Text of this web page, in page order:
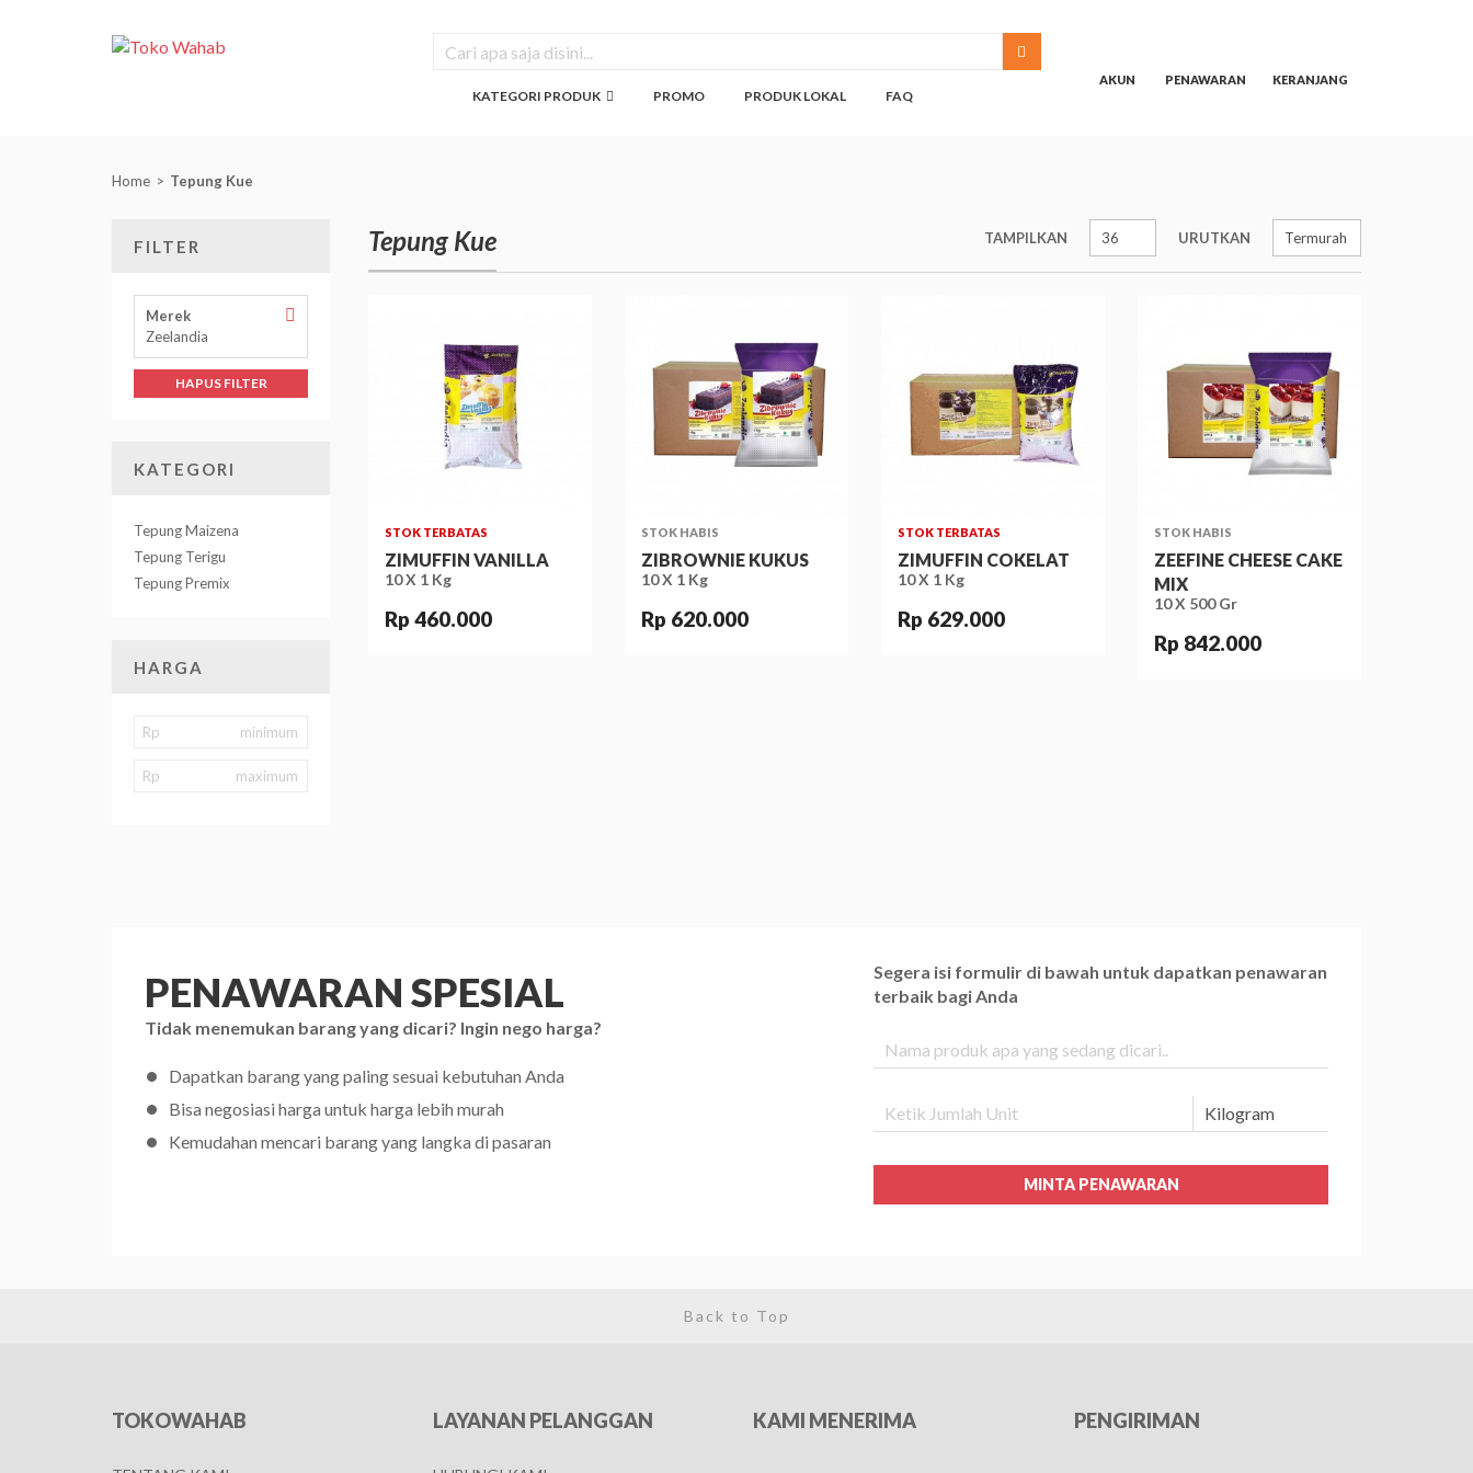
AKUN PENAWARAN KERANJANG
KATEGORI PRODUK PROMO PRODUK LOKAL FAQ
Home Tepung Kue
FILTER
Merek
Zeelandia
HAPUS FILTER
KATEGORI
Tepung Maizena
Tepung Terigu
Tepung Premix
HARGA
Rp
Rp
Tepung Kue TAMPILKAN URUTKAN
STOK TERBATAS
ZIMUFFIN VANILLA
10 X 1 Kg
Rp 460.000
STOK HABIS
ZIBROWNIE KUKUS
10 X 1 Kg
Rp 620.000
STOK TERBATAS
ZIMUFFIN COKELAT
10 X 1 Kg
Rp 629.000
STOK HABIS
ZEEFINE CHEESE CAKE
MIX
10 X 500 Gr
Rp 842.000
PENAWARAN SPESIAL
Tidak menemukan barang yang dicari? Ingin nego harga?
Dapatkan barang yang paling sesuai kebutuhan Anda
Bisa negosiasi harga untuk harga lebih murah
Kemudahan mencari barang yang langka di pasaran
Segera isi formulir di bawah untuk dapatkan penawaran
terbaik bagi Anda
MINTA PENAWARAN
Back to Top
TOKOWAHAB LAYANAN PELANGGAN KAMI MENERIMA PENGIRIMAN